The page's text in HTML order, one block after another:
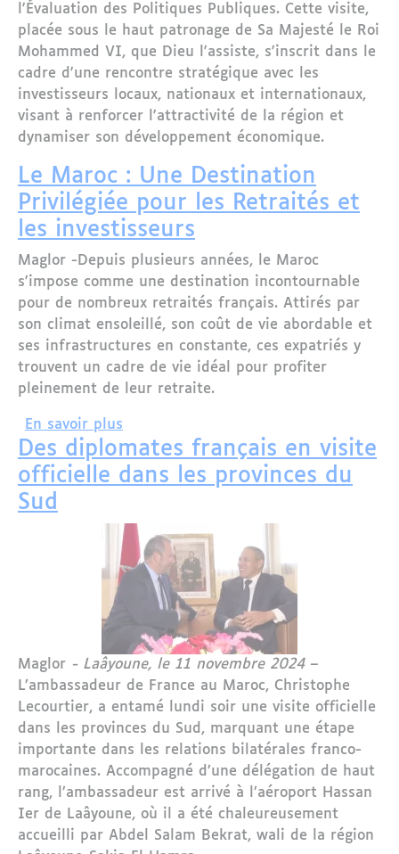
l'Évaluation des Politiques Publiques. Cette visite,
placée sous le haut patronage de Sa Majesté le Roi
Mohammed VI, que Dieu l'assiste, s'inscrit dans le
cadre d'une rencontre stratégique avec les
investisseurs locaux, nationaux et internationaux,
visant à renforcer l'attractivité de la région et
dynamiser son développement économique.
Le Maroc : Une Destination
Privilégiée pour les Retraités et
les investisseurs
Maglor -Depuis plusieurs années, le Maroc
s'impose comme une destination incontournable
pour de nombreux retraités français. Attirés par
son climat ensoleillé, son coût de vie abordable et
ses infrastructures en constante, ces expatriés y
trouvent un cadre de vie idéal pour profiter
pleinement de leur retraite.
En savoir plus
Des diplomates français en visite
officielle dans les provinces du
Sud
Maglor - Laâyoune, le 11 novembre 2024–
L’ambassadeur de France au Maroc, Christophe
Lecourtier, a entamé lundi soir une visite officielle
dans les provinces du Sud, marquant une étape
importante dans les relations bilatérales franco-
marocaines. Accompagné d’une délégation de haut
rang, l’ambassadeur est arrivé à l’aéroport Hassan
Ier de Laâyoune, où il a été chaleureusement
accueilli par Abdel Salam Bekrat, wali de la région